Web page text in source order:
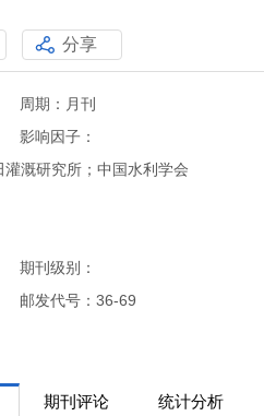
分享
周期：月刊
影响因子：
溉研究所；中国水利学会
期刊级别：
邮发代号：36-69
期刊评论 统计分析